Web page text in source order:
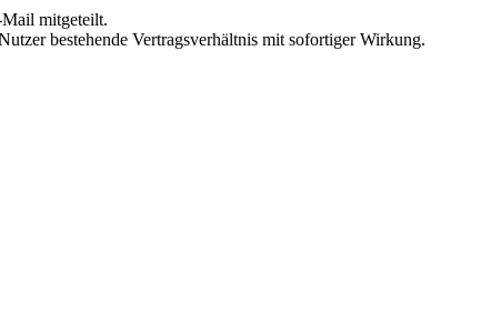
mitgeteilt.
bestehende Vertragsverhältnis mit sofortiger Wirkung.